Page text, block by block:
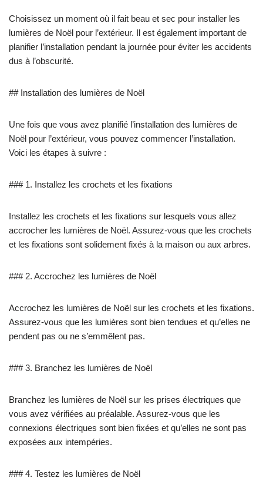
Choisissez un moment où il fait beau et sec pour installer les
lumières de Noël pour l’extérieur. Il est également important de
planifier l’installation pendant la journée pour éviter les accidents
dus à l’obscurité.
## Installation des lumières de Noël
Une fois que vous avez planifié l’installation des lumières de
Noël pour l’extérieur, vous pouvez commencer l’installation.
Voici les étapes à suivre :
### 1. Installez les crochets et les fixations
Installez les crochets et les fixations sur lesquels vous allez
accrocher les lumières de Noël. Assurez-vous que les crochets
et les fixations sont solidement fixés à la maison ou aux arbres.
### 2. Accrochez les lumières de Noël
Accrochez les lumières de Noël sur les crochets et les fixations.
Assurez-vous que les lumières sont bien tendues et qu’elles ne
pendent pas ou ne s’emmêlent pas.
### 3. Branchez les lumières de Noël
Branchez les lumières de Noël sur les prises électriques que
vous avez vérifiées au préalable. Assurez-vous que les
connexions électriques sont bien fixées et qu’elles ne sont pas
exposées aux intempéries.
### 4. Testez les lumières de Noël